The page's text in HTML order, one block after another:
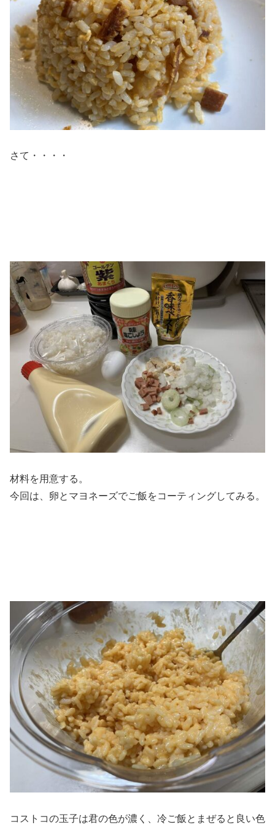
さて・・・・
材料を用意する。
今回は、卵とマヨネーズでご飯をコーティングしてみる。
コストコの玉子は君の色が濃く、冷ご飯とまぜると良い色